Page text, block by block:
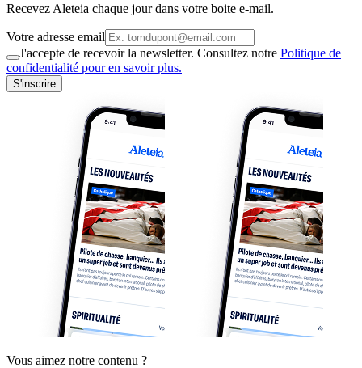
Recevez Aleteia chaque jour dans votre boite e-mail.
Votre adresse email
J'accepte de recevoir la newsletter. Consultez notre Politique de
confidentialité pour en savoir plus.
S'inscrire
Vous aimez notre contenu ?